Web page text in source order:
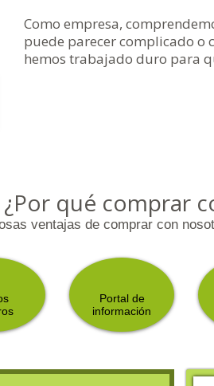
Como empresa,
puede parecer complicado o
hemos trabajado duro para
¿Por qué comprar
ventajas de comprar con
Portal de
información